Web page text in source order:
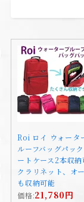
Roi ロイ ウォータ
ルーフバッグパッ
ートケース2本収納
クラリネット、オ
も収納可能
価格:21,780円